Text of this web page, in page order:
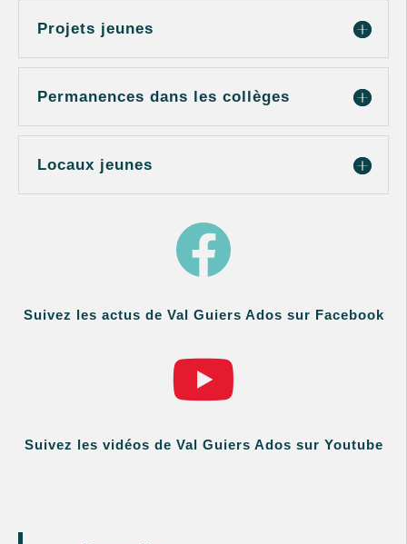
Projets jeunes
Permanences dans les collèges
Locaux jeunes

Suivez les actus de Val Guiers Ados sur Facebook

Suivez les vidéos de Val Guiers Ados sur Youtube